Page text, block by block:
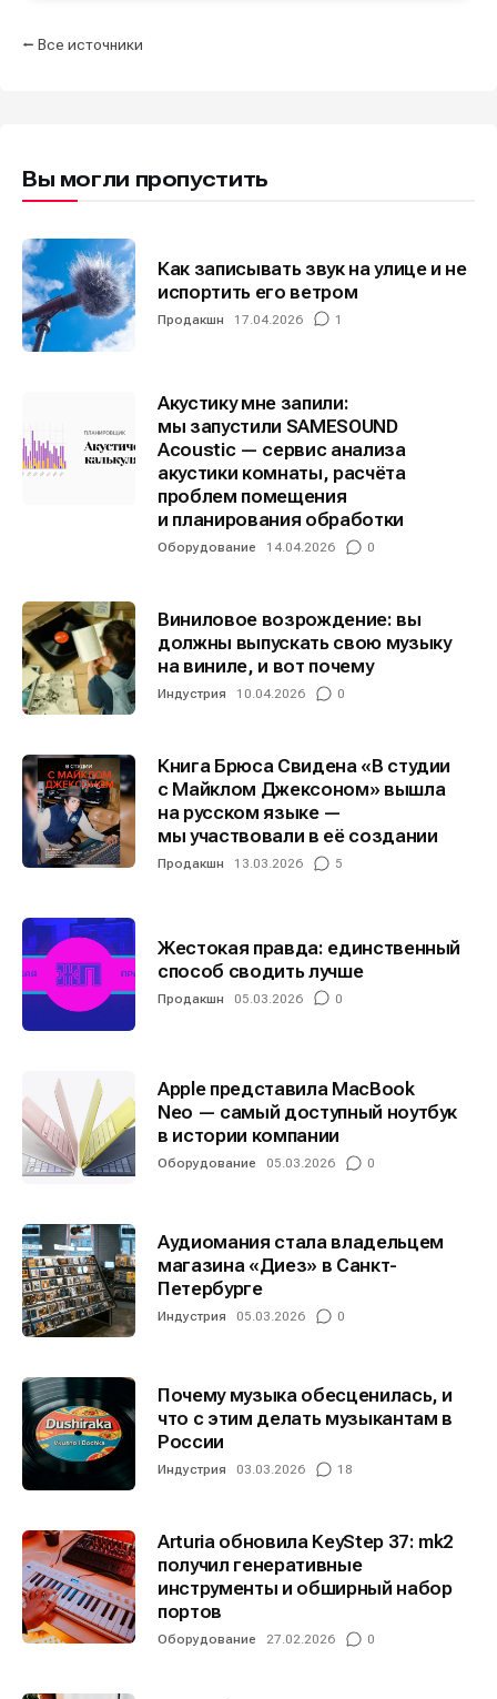
Информация
О проекте Реклама
Редакционная политика (в разработке)
Информация
О проекте Реклама
Редакционная политика (в разработке)
⭠ Все источники
Вы могли пропустить
Как записывать звук на улице и не
испортить его ветром
Продакшн 17.04.2026 1
Акустику мне запили:
мы запустили SAMESOUND
Acoustic — сервис анализа
акустики комнаты, расчёта
проблем помещения
и планирования обработки
Оборудование 14.04.2026 0
Виниловое возрождение: вы
должны выпускать свою музыку
на виниле, и вот почему
Индустрия 10.04.2026 0
Книга Брюса Свидена «В студии
с Майклом Джексоном» вышла
на русском языке —
мы участвовали в её создании
Продакшн 13.03.2026 5
Жестокая правда: единственный
способ сводить лучше
Продакшн 05.03.2026 0
Apple представила MacBook
Neo — самый доступный ноутбук
в истории компании
Оборудование 05.03.2026 0
Аудиомания стала владельцем
магазина «Диез» в Санкт-
Петербурге
Индустрия 05.03.2026 0
Почему музыка обесценилась, и
что с этим делать музыкантам в
России
Индустрия 03.03.2026 18
Arturia обновила KeyStep 37: mk2
получил генеративные
инструменты и обширный набор
портов
Оборудование 27.02.2026 0